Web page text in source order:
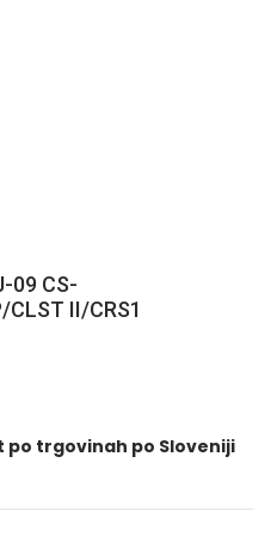
09 CS-
II/CRS1
trgovinah po Sloveniji